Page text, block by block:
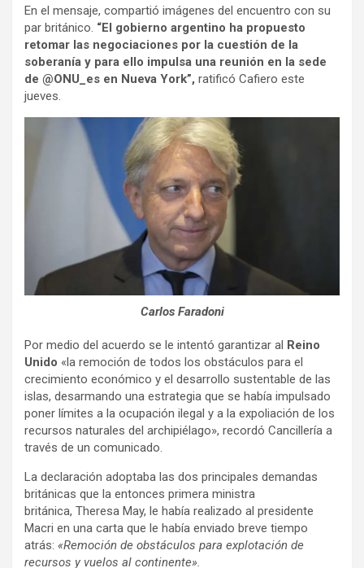
En el mensaje, compartió imágenes del encuentro con su
par británico. “El gobierno argentino ha propuesto
retomar las negociaciones por la cuestión de la
soberanía y para ello impulsa una reunión en la sede
de @ONU_es en Nueva York”, ratificó Cafiero este
jueves.
Carlos Faradoni
Por medio del acuerdo se le intentó garantizar al Reino
Unido «la remoción de todos los obstáculos para el
crecimiento económico y el desarrollo sustentable de las
islas, desarmando una estrategia que se había impulsado
poner límites a la ocupación ilegal y a la expoliación de los
recursos naturales del archipiélago», recordó Cancillería a
través de un comunicado.
La declaración adoptaba las dos principales demandas
británicas que la entonces primera ministra
británica, Theresa May, le había realizado al presidente
Macri en una carta que le había enviado breve tiempo
atrás: «Remoción de obstáculos para explotación de
recursos y vuelos al continente».